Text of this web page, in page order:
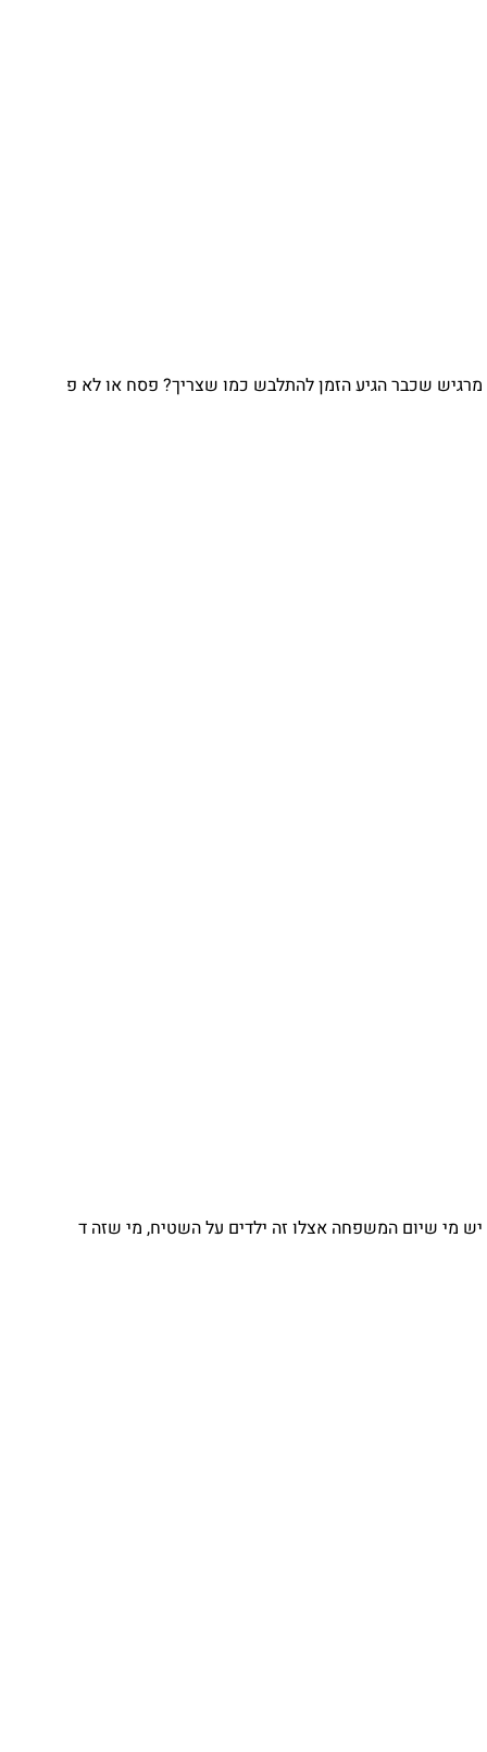
הזמן להתלבש כמו שצריך? פסח או לא פ
אצלו זה ילדים על השטיח, מי שזה ד